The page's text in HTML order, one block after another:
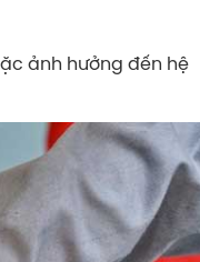
ảnh hưởng đến hệ